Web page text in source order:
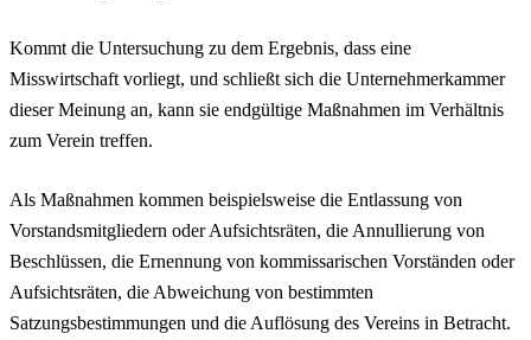
Kommt die Untersuchung zu dem Ergebnis, dass eine
Misswirtschaft vorliegt, und schließt sich die Unternehmerkammer
dieser Meinung an, kann sie endgültige Maßnahmen im Verhältnis
zum Verein treffen.
Als Maßnahmen kommen beispielsweise die Entlassung von
Vorstandsmitgliedern oder Aufsichtsräten, die Annullierung von
Beschlüssen, die Ernennung von kommissarischen Vorständen oder
Aufsichtsräten, die Abweichung von bestimmten
Satzungsbestimmungen und die Auflösung des Vereins in Betracht.